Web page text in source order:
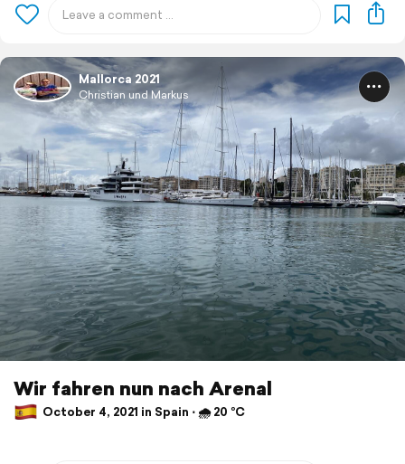
Mallorca 2021
Christian und Markus
Wir fahren nun nach Arenal
October 4, 2021 in Spain ⋅ 🌧 20 °C